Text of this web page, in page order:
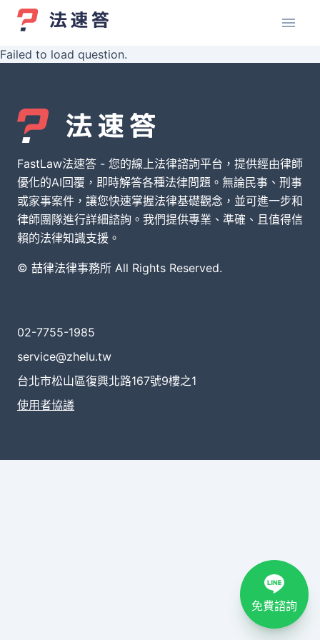
Failed to load question.
FastLaw法速答 - 您的線上法律諮詢平台，提供經由律師
優化的AI回覆，即時解答各種法律問題。無論民事、刑事
或家事案件，讓您快速掌握法律基礎觀念，並可進一步和
律師團隊進行詳細諮詢。我們提供專業、準確、且值得信
賴的法律知識支援。
© 喆律法律事務所 All Rights Reserved.
02-7755-1985
service@zhelu.tw
台北市松山區復興北路167號9樓之1
使用者協議
免費諮詢